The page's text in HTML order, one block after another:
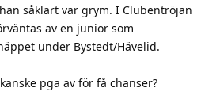
såklart var grym. I Clubentröjan
av en junior som
under Bystedt/Hävelid.
pga av för få chanser?